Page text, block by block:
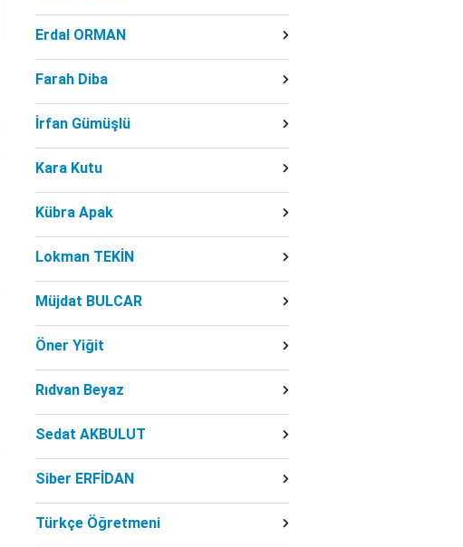
Erdal ORMAN
Farah Diba
İrfan Gümüşlü
Kara Kutu
Kübra Apak
Lokman TEKİN
Müjdat BULCAR
Öner Yiğit
Rıdvan Beyaz
Sedat AKBULUT
Siber ERFİDAN
Türkçe Öğretmeni